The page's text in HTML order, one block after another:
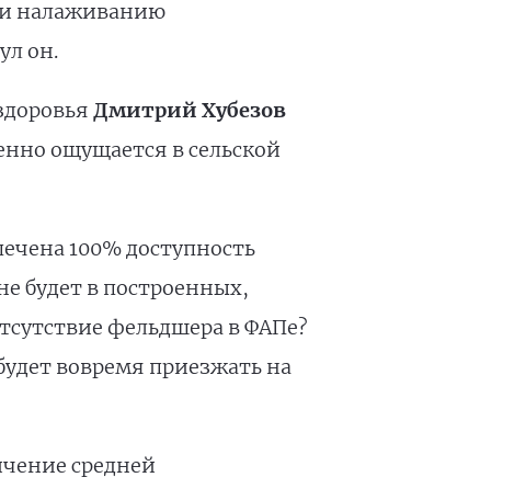
и налаживанию
он.
Дмитрий Хубезов
ощущается в сельской
100% доступность
будет в построенных,
фельдшера в ФАПе?
вовремя приезжать на
средней